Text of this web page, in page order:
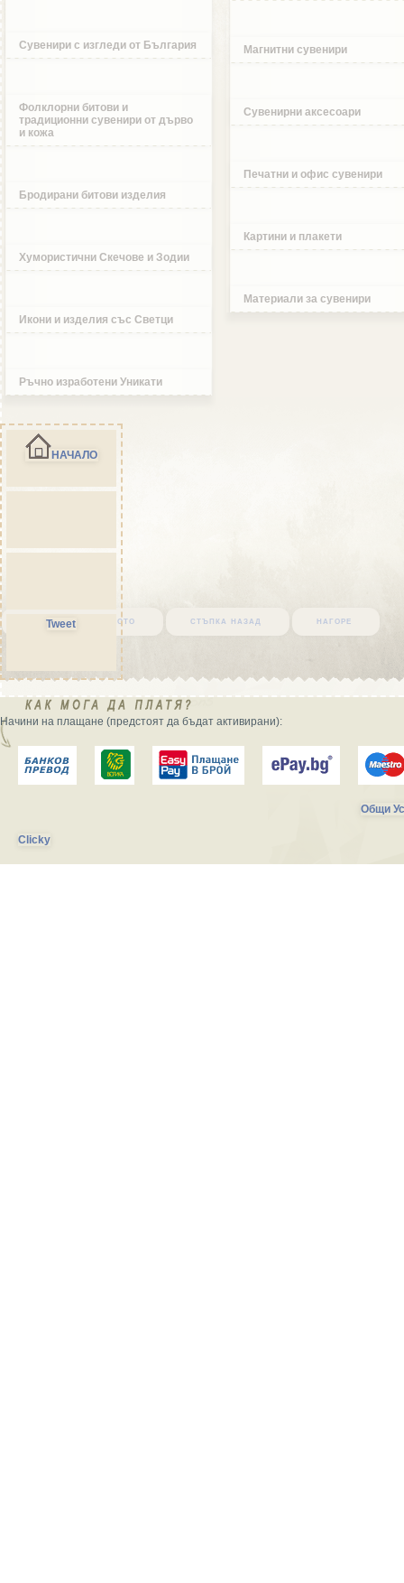
Сувенири с изгледи от България
Фолклорни битови и
традиционни сувенири от дърво
и кожа
Бродирани битови изделия
Хумористични Скечове и Зодии
Икони и изделия със Светци
Ръчно изработени Уникати
Магнитни сувенири
Сувенирни аксесоари
Печатни и офис сувенири
Картини и плакети
Материали за сувенири
върни се в началото стъпка назад нагоре
Начини на плащане (предстоят да бъдат активирани):
Общи
Clicky
НАЧАЛО
Tweet